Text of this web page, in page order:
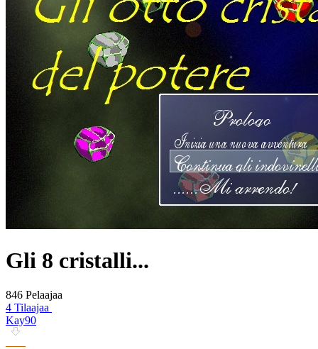
Gli 8 cristalli...
846 Pelaajaa
4 Tilaajaa
Kay90